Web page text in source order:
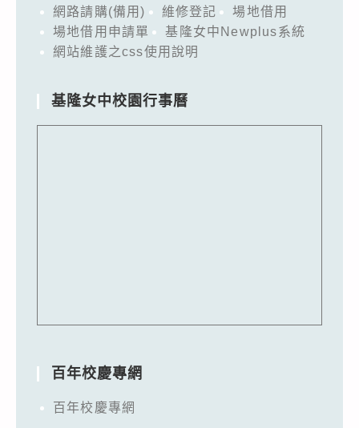
網路請購(備用)
維修登記
場地借用
場地借用申請單
基隆女中Newplus系統
網站維護之css使用說明
基隆女中校園行事曆
百年校慶專網
百年校慶專網